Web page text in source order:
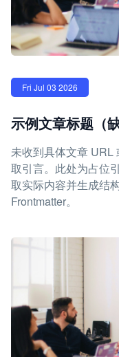
Fri Jul 03 2026
示例文章标题（
未收到具体文章 URL
取引言。此处为占位
取实际内容并生成结
Frontmatter。